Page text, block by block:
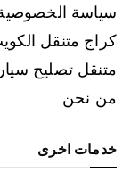
سياسة
متنقل تصليح
من نحن
خدمات اخرى